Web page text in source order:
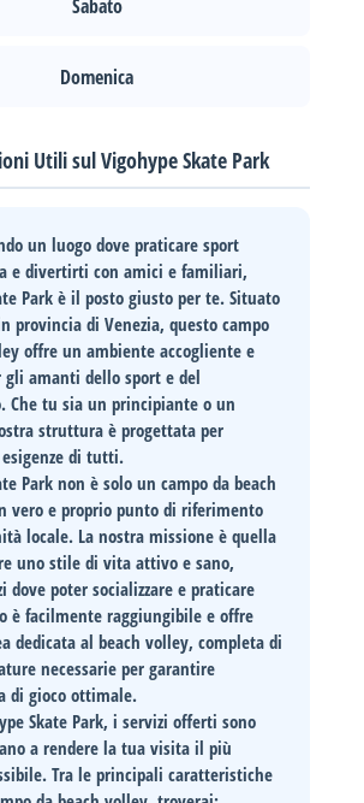
Sabato
Domenica
Utili sul Vigohype Skate Park
un luogo dove praticare sport
e divertirti con amici e familiari,
Park è il posto giusto per te. Situato
provincia diVenezia, questo campo
offre un ambiente accogliente e
gli amanti dello sport e del
Che tu sia un principiante o un
struttura è progettata per
di tutti.
Park non è solo un campo da beach
vero e proprio punto di riferimento
locale. La nostra missione è quella
uno stile di vita attivo e sano,
dove poter socializzare e praticare
è facilmente raggiungibile e offre
dedicata al beach volley, completa di
necessarie per garantire
di gioco ottimale.
Skate Park, i servizi offerti sono
a rendere la tua visita il più
Tra le principali caratteristiche